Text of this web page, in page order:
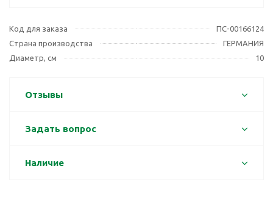
Код для заказа
ПС-00166124
Страна производства
ГЕРМАНИЯ
Диаметр, см
10
Отзывы
Задать вопрос
Наличие